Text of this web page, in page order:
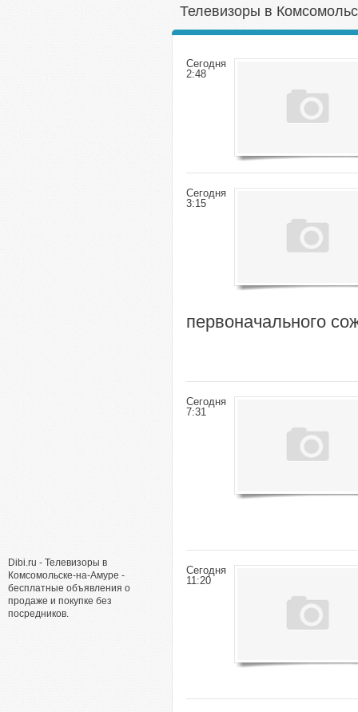
Dibi.ru - Телевизоры в
Комсомольске-на-Амуре -
бесплатные объявления о
продаже и покупке без
посредников.
Телевизоры в
Сегодня
2:48
Сегодня
3:15
первоначального
Сегодня
7:31
Сегодня
11:20